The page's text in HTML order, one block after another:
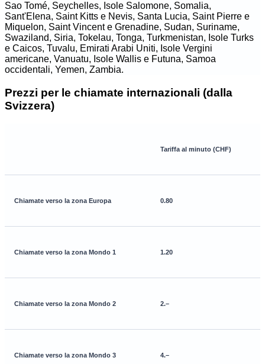
Sao Tomé, Seychelles, Isole Salomone, Somalia,
Sant'Elena, Saint Kitts e Nevis, Santa Lucia, Saint Pierre e
Miquelon, Saint Vincent e Grenadine, Sudan, Suriname,
Swaziland, Siria, Tokelau, Tonga, Turkmenistan, Isole Turks
e Caicos, Tuvalu, Emirati Arabi Uniti, Isole Vergini
americane, Vanuatu, Isole Wallis e Futuna, Samoa
occidentali, Yemen, Zambia.
Prezzi per le chiamate internazionali (dalla
Svizzera)
Tariffa al minuto (CHF)
Chiamate verso la zona Europa 0.80
Chiamate verso la zona Mondo 1 1.20
Chiamate verso la zona Mondo 2 2.–
Chiamate verso la zona Mondo 3 4.–